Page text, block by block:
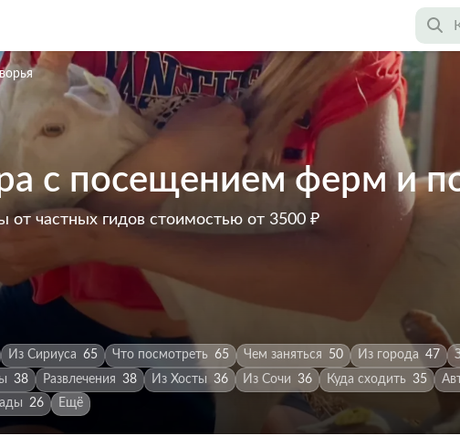
с посещением ферм и
от частных гидов стоимостью от 3500 ₽
Из Сириуса 65 Что посмотреть 65 Чем заняться 50 Из города 47
38 Развлечения 38 Из Хосты 36 Из Сочи 36 Куда сходить 35
26 Ещё